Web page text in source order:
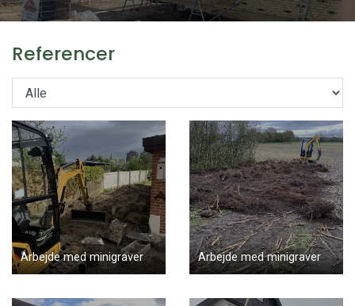
Referencer
Arbejde med minigraver Arbejde med minigraver